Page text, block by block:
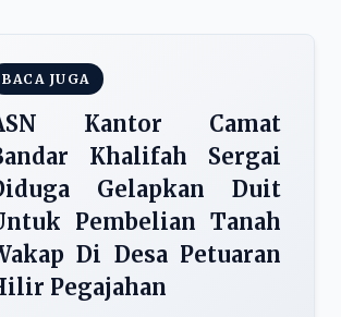
BACA JUGA
Kantor Camat
Khalifah Sergai
Gelapkan Duit
Pembelian Tanah
Di Desa Petuaran
Pegajahan